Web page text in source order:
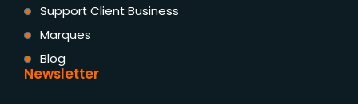
Support Client Business
Marques
Blog
Newsletter